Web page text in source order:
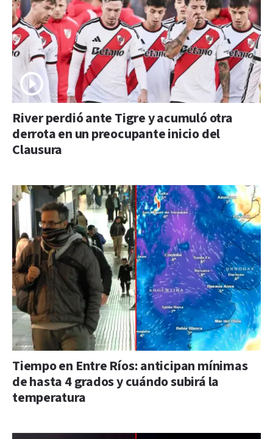
River perdió ante Tigre y acumuló otra
derrota en un preocupante inicio del
Clausura
Tiempo en Entre Ríos: anticipan mínimas
de hasta 4 grados y cuándo subirá la
temperatura